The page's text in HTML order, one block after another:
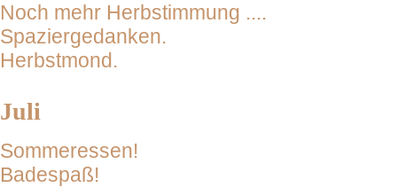
Noch mehr Herbstimmung ....
Spaziergedanken.
Herbstmond.
Juli
Sommeressen!
Badespaß!